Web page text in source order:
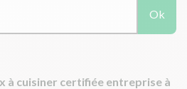
Ok
à cuisiner certifiée entreprise à